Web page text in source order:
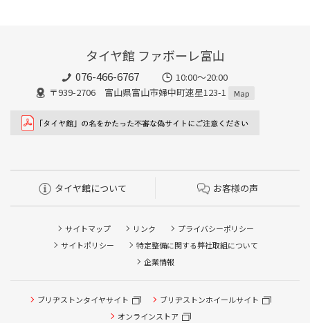
タイヤ館 ファボーレ富山
076-466-6767
10:00～20:00
〒939-2706 富山県富山市婦中町速星123-1
Map
タイヤ館について お客様の声
サイトマップ リンク
プライバシーポリシー
サイトポリシー
特定整備に関する弊社取組について
企業情報
ブリヂストンタイヤサイト
ブリヂストンホイールサイト
オンラインストア